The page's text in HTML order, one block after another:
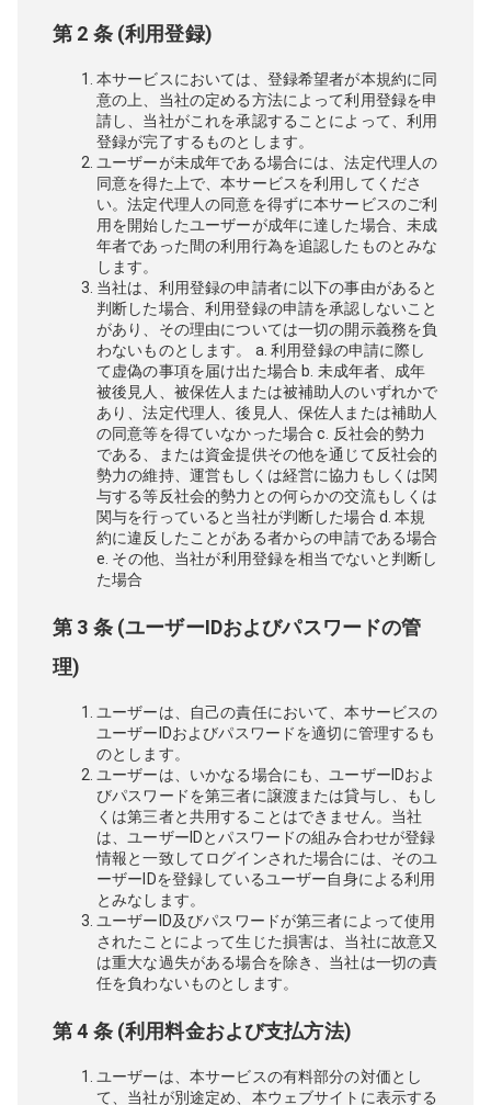
第 2 条 (利用登録)
本サービスにおいては、登録希望者が本規約に同
意の上、当社の定める方法によって利用登録を申
請し、当社がこれを承認することによって、利用
登録が完了するものとします。
ユーザーが未成年である場合には、法定代理人の
同意を得た上で、本サービスを利用してくださ
い。法定代理人の同意を得ずに本サービスのご利
用を開始したユーザーが成年に達した場合、未成
年者であった間の利用行為を追認したものとみな
します。
当社は、利用登録の申請者に以下の事由があると
判断した場合、利用登録の申請を承認しないこと
があり、その理由については一切の開示義務を負
わないものとします。 a. 利用登録の申請に際し
て虚偽の事項を届け出た場合 b. 未成年者、成年
被後見人、被保佐人または被補助人のいずれかで
あり、法定代理人、後見人、保佐人または補助人
の同意等を得ていなかった場合 c. 反社会的勢力
である、または資金提供その他を通じて反社会的
勢力の維持、運営もしくは経営に協力もしくは関
与する等反社会的勢力との何らかの交流もしくは
関与を行っていると当社が判断した場合 d. 本規
約に違反したことがある者からの申請である場合
e. その他、当社が利用登録を相当でないと判断し
た場合
第 3 条 (ユーザーIDおよびパスワードの管
理)
ユーザーは、自己の責任において、本サービスの
ユーザーIDおよびパスワードを適切に管理するも
のとします。
ユーザーは、いかなる場合にも、ユーザーIDおよ
びパスワードを第三者に譲渡または貸与し、もし
くは第三者と共用することはできません。当社
は、ユーザーIDとパスワードの組み合わせが登録
情報と一致してログインされた場合には、そのユ
ーザーIDを登録しているユーザー自身による利用
とみなします。
ユーザーID及びパスワードが第三者によって使用
されたことによって生じた損害は、当社に故意又
は重大な過失がある場合を除き、当社は一切の責
任を負わないものとします。
第 4 条 (利用料金および支払方法)
ユーザーは、本サービスの有料部分の対価とし
て、当社が別途定め、本ウェブサイトに表示する